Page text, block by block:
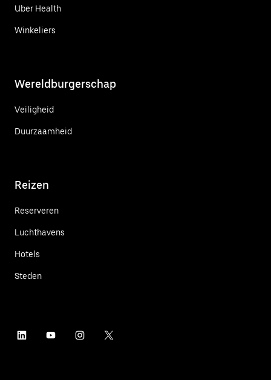
Uber Health
Winkeliers
Wereldburgerschap
Veiligheid
Duurzaamheid
Reizen
Reserveren
Luchthavens
Hotels
Steden